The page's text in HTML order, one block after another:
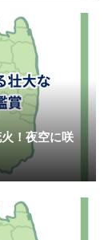
！夜空に咲